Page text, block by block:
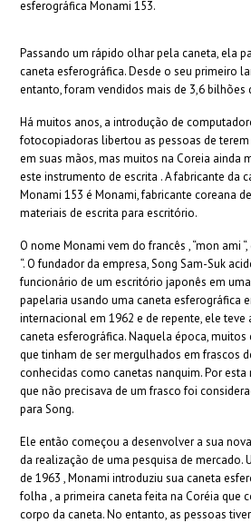
esferográfica Monami 153.
Passando um rápido olhar pela caneta, ela
caneta esferográfica. Desde o seu primeiro
entanto, foram vendidos mais de 3,6 bilhões
Há muitos anos, a introdução de
fotocopiadoras libertou as pessoas de
em suas mãos, mas muitos na Coreia ainda
este instrumento de escrita . A fabricante da
Monami 153 é Monami, fabricante coreana
materiais de escrita para escritório.
O nome Monami vem do francês , “mon ami
“. O fundador da empresa, Song Sam-Suk
funcionário de um escritório japonês em
papelaria usando uma caneta esferográfica
internacional em 1962 e de repente, ele teve
caneta esferográfica. Naquela época,
que tinham de ser mergulhados em frascos
conhecidas como canetas nanquim. Por esta
que não precisava de um frasco foi
para Song.
Ele então começou a desenvolver a sua
da realização de uma pesquisa de mercado.
de 1963 , Monami introduziu sua caneta
folha , a primeira caneta feita na Coréia que
corpo da caneta. No entanto, as pessoas